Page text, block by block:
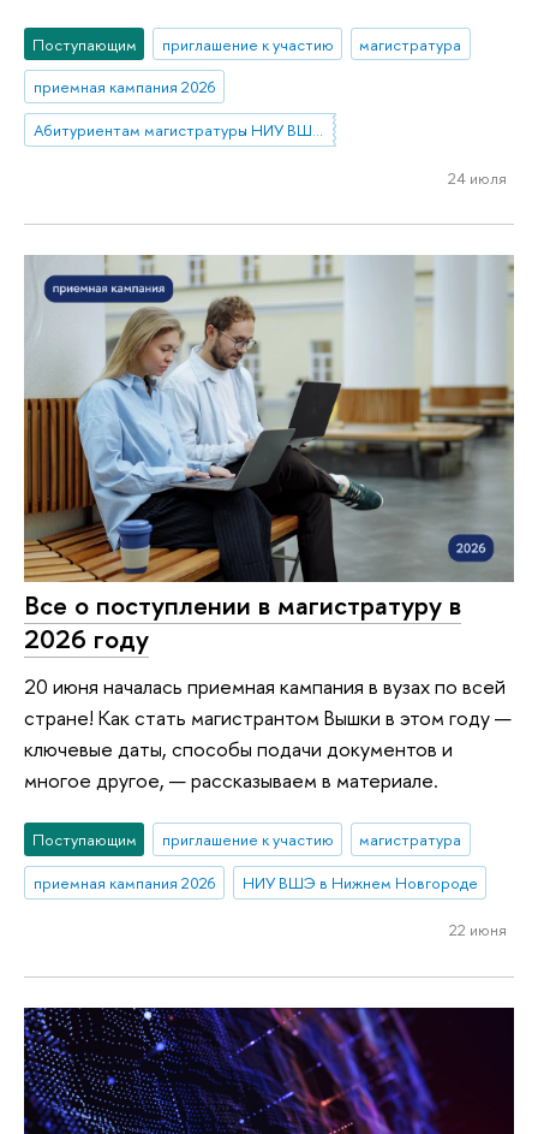
Поступающим приглашение к участию
магистратура
приемная кампания 2026
Абитуриентам магистратуры НИУ ВШЭ—Нижний Новгород
24 июля
Все о поступлении в магистратуру в
2026 году
20 июня началась приемная кампания в вузах по всей
стране! Как стать магистрантом Вышки в этом году —
ключевые даты, способы подачи документов и
многое другое, — рассказываем в материале.
Поступающим приглашение к участию
магистратура
приемная кампания 2026
НИУ ВШЭ в Нижнем Новгороде
22 июня